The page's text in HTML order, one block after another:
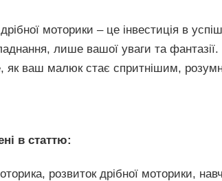
моторики – це інвестиція в
лише вашої уваги та
як ваш малюк стає спритнішим,
в статтю:
розвиток дрібної моторики,